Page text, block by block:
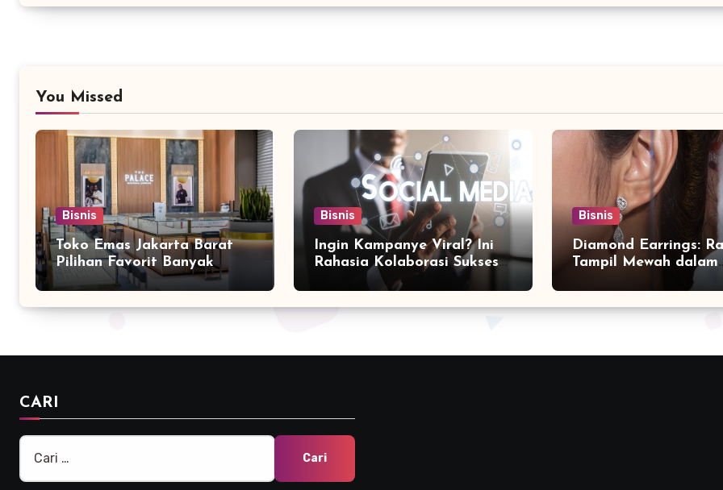
You Missed
Bisnis
Toko Emas Jakarta Barat
Pilihan Favorit Banyak
Bisnis
Ingin Kampanye Viral? Ini
Rahasia Kolaborasi Sukses
Bersama Social Media
Marketing Agency
Bisnis
Diamond Earrings:
Tampil Mewah dalam
Sekejap yang Jarang
Diketahui
CARI
Cari
untuk: